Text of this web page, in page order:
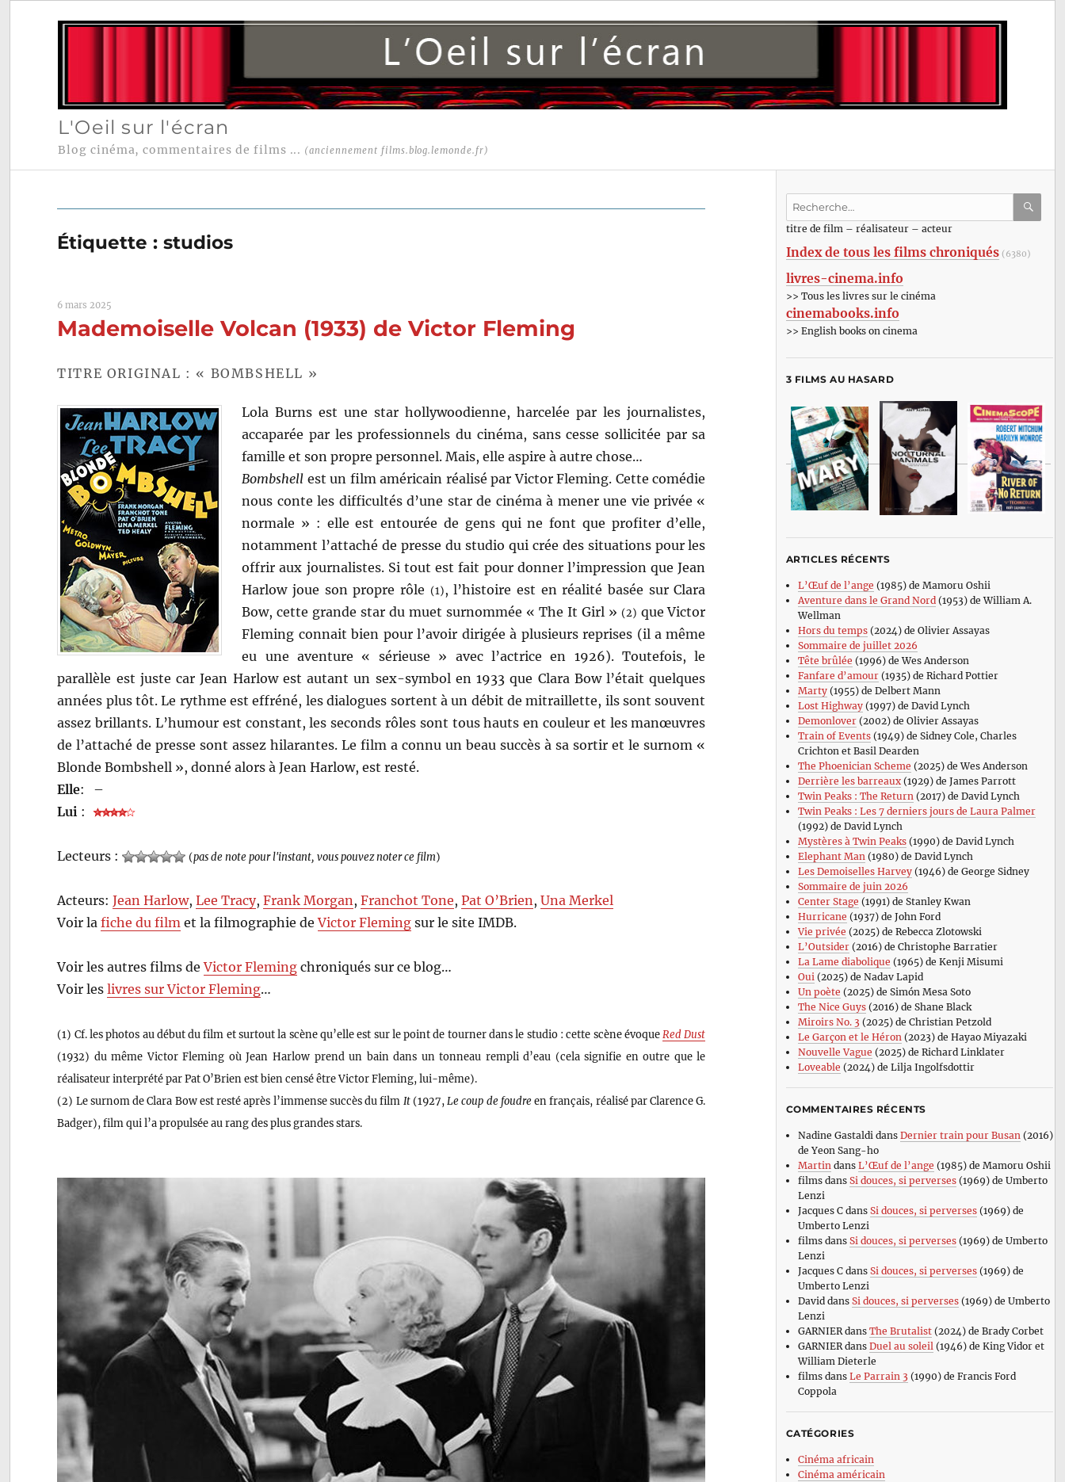
L'Oeil sur l'écran
Blog cinéma, commentaires de films ... (anciennement films.blog.lemonde.fr)
Étiquette :studios
6 mars 2025
Mademoiselle Volcan (1933) de Victor Fleming
TITRE ORIGINAL : « BOMBSHELL »
Lola Burns est une star hollywoodienne, harcelée par les journalistes,
accaparée par les professionnels du cinéma, sans cesse sollicitée par sa
famille et son propre personnel. Mais, elle aspire à autre chose…
Bombshell est un film américain réalisé par Victor Fleming. Cette comédie
nous conte les difficultés d’une star de cinéma à mener une vie privée «
normale » : elle est entourée de gens qui ne font que profiter d’elle,
notamment l’attaché de presse du studio qui crée des situations pour les
offrir aux journalistes. Si tout est fait pour donner l’impression que Jean
Harlow joue son propre rôle (1), l’histoire est en réalité basée sur Clara
Bow, cette grande star du muet surnommée « The It Girl » (2) que Victor
Fleming connait bien pour l’avoir dirigée à plusieurs reprises (il a même
eu une aventure « sérieuse » avec l’actrice en 1926). Toutefois, le
parallèle est juste car Jean Harlow est autant un sex-symbol en 1933 que Clara Bow l’était quelques
années plus tôt. Le rythme est effréné, les dialogues sortent à un débit de mitraillette, ils sont souvent
assez brillants. L’humour est constant, les seconds rôles sont tous hauts en couleur et les manœuvres
de l’attaché de presse sont assez hilarantes. Le film a connu un beau succès à sa sortir et le surnom «
Blonde Bombshell », donné alors à Jean Harlow, est resté.
Elle:
–
Lui :
Lecteurs : (pas de note pour l'instant, vous pouvez noter ce film)
Acteurs:Jean Harlow,Lee Tracy,Frank Morgan ,Franchot Tone,Pat O’Brien ,Una Merkel
Voir lafiche du film et la filmographie deVictor Fleming sur le site IMDB.
Voir les autres films deVictor Fleming chroniqués sur ce blog…
Voir leslivres sur Victor Fleming…
(1) Cf. les photos au début du film et surtout la scène qu’elle est sur le point de tourner dans le studio : cette scène évoque Red Dust
(1932) du même Victor Fleming où Jean Harlow prend un bain dans un tonneau rempli d’eau (cela signifie en outre que le
réalisateur interprété par Pat O’Brien est bien censé être Victor Fleming, lui-même).
(2) Le surnom de Clara Bow est resté après l’immense succès du film It(1927, Le coup de foudreen français, réalisé par Clarence G.
Badger), film qui l’a propulsée au rang des plus grandes stars.
Recherche
:titre de film – réalisateur – acteur
Index de tous les films chroniqués (6380)
livres-cinema.info
>> Tous les livres sur le cinéma
cinemabooks.info
>> English books on cinema
3 FILMS AU HASARD
ARTICLES RÉCENTS
L’Œuf de l’ange (1985) de Mamoru Oshii
Aventure dans le Grand Nord(1953) de William A.
Wellman
Hors du temps(2024) de Olivier Assayas
Sommaire de juillet 2026
Tête brûlée (1996) de Wes Anderson
Fanfare d’amour(1935) de Richard Pottier
Marty(1955) de Delbert Mann
Lost Highway(1997) de David Lynch
Demonlover(2002) de Olivier Assayas
Train of Events(1949) de Sidney Cole, Charles
Crichton et Basil Dearden
The Phoenician Scheme (2025) de Wes Anderson
Derrière les barreaux(1929) de James Parrott
Twin Peaks : The Return(2017) de David Lynch
Twin Peaks : Les 7 derniers jours de Laura Palmer
(1992) de David Lynch
Mystères à Twin Peaks(1990) de David Lynch
Elephant Man(1980) de David Lynch
Les Demoiselles Harvey(1946) de George Sidney
Sommaire de juin 2026
Center Stage (1991) de Stanley Kwan
Hurricane (1937) de John Ford
Vie privée (2025) de Rebecca Zlotowski
L’Outsider(2016) de Christophe Barratier
La Lame diabolique (1965) de Kenji Misumi
Oui(2025) de Nadav Lapid
Un poète (2025) de Simón Mesa Soto
The Nice Guys(2016) de Shane Black
Miroirs No. 3 (2025) de Christian Petzold
Le Garçon et le Héron(2023) de Hayao Miyazaki
Nouvelle Vague (2025) de Richard Linklater
Loveable (2024) de Lilja Ingolfsdottir
COMMENTAIRES RÉCENTS
Nadine Gastaldi dans Dernier train pour Busan (2016)
de Yeon Sang-ho
Martin dans L’Œuf de l’ange (1985) de Mamoru Oshii
filmsdans Si douces, si perverses(1969) de Umberto
Lenzi
Jacques Cdans Si douces, si perverses(1969) de
Umberto Lenzi
filmsdans Si douces, si perverses(1969) de Umberto
Lenzi
Jacques Cdans Si douces, si perverses(1969) de
Umberto Lenzi
David dans Si douces, si perverses(1969) de Umberto
Lenzi
GARNIERdans The Brutalist(2024) de Brady Corbet
GARNIERdans Duel au soleil (1946) de King Vidor et
William Dieterle
filmsdans Le Parrain 3 (1990) de Francis Ford
Coppola
CATÉGORIES
Cinéma africain
Cinéma américain